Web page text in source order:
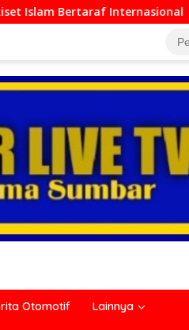
Ditreskrimum Polda
Otomotif Lainnya